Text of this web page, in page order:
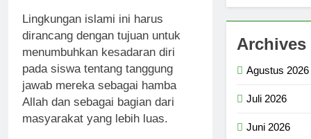
Lingkungan islami ini harus
dirancang dengan tujuan untuk
menumbuhkan kesadaran diri
pada siswa tentang tanggung
jawab mereka sebagai hamba
Allah dan sebagai bagian dari
masyarakat yang lebih luas.
Archives
Agustus 2026
Juli 2026
Juni 2026